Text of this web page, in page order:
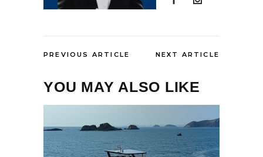
PREVIOUS ARTICLE NEXT ARTICLE
YOU MAY ALSO LIKE